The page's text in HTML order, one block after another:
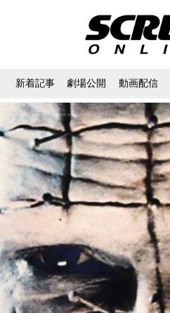
新着記事 劇場公開 動画配信